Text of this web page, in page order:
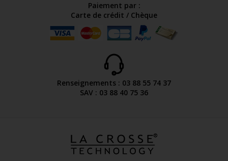
Paiement par :
Carte de crédit / Chèque
Renseignements : 03 88 55 74 37
SAV : 03 88 40 75 36